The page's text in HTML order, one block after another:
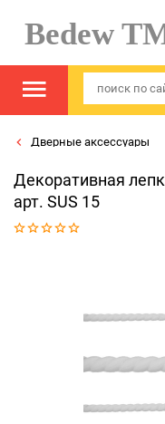
Bedew
Дверные аксессуары
Декоративная
арт. SUS 15